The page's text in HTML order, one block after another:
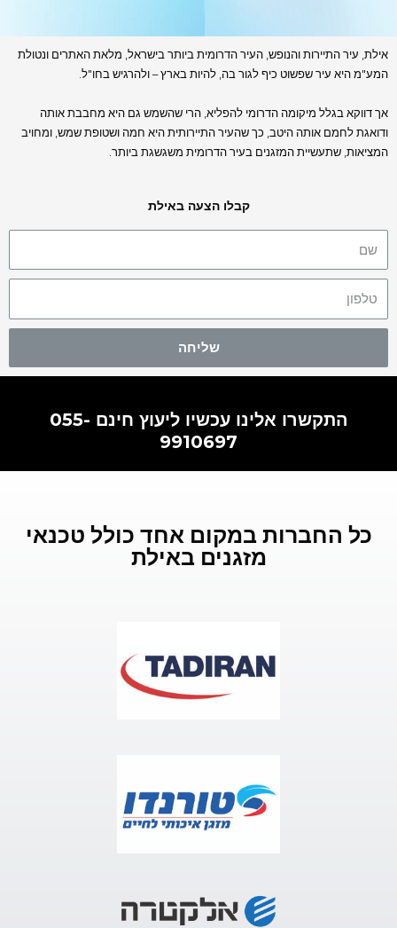
אילת, עיר התיירות והנופש, העיר הדרומית ביותר בישראל, מלאת האתרים ונטולת
המע"מ היא עיר שפשוט כיף לגור בה, להיות בארץ – ולהרגיש בחו"ל.
אך דווקא בגלל מיקומה הדרומי להפליא, הרי שהשמש גם היא מחבבת אותה
ודואגת לחמם אותה היטב, כך שהעיר התיירותית היא חמה ושטופת שמש, ומחויב
המציאות, שתעשיית המזגנים בעיר הדרומית משגשגת ביותר.
קבלו הצעה באילת
שליחה
התקשרו אלינו עכשיו ליעוץ חינם 055-
9910697
כל החברות במקום אחד כולל טכנאי
מזגנים באילת